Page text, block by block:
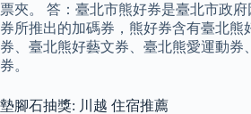
票夾。 答：臺北市熊好券是臺北市政
券所推出的加碼券，熊好券含有臺北熊
券、臺北熊好藝文券、臺北熊愛運動券
券。
墊腳石抽獎: 川越 住宿推薦